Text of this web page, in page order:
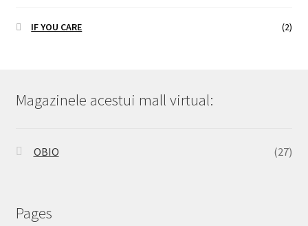
IF YOU CARE (2)
Magazinele acestui mall virtual:
OBIO (27)
Pages